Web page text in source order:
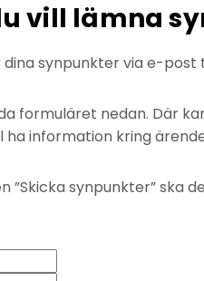
vill lämna
dina synpunkter via e-post
formuläret nedan. Där
ha information kring
”Skicka synpunkter”